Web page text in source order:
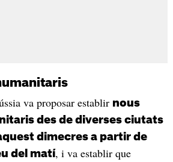
va proposar establir nous
des de diverses ciutats
dimecres a partir de
del matí, i va establir que